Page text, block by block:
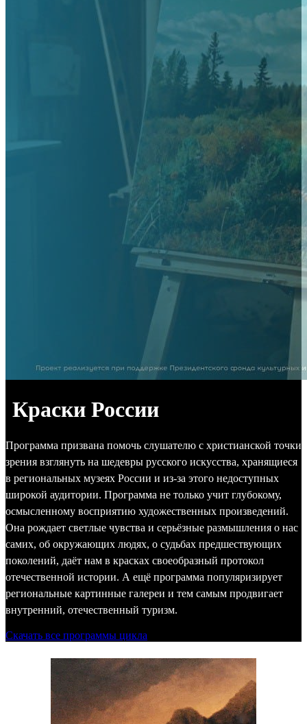
Краски России
Программа призвана помочь слушателю с христианской точки
зрения взглянуть на шедевры русского искусства, хранящиеся
в региональных музеях России и из-за этого недоступных
широкой аудитории. Программа не только учит глубокому,
осмысленному восприятию художественных произведений.
Она рождает светлые чувства и серьёзные размышления о нас
самих, об окружающих людях, о судьбах предшествующих
поколений, даёт нам в красках своеобразный протокол
отечественной истории. А ещё программа популяризирует
региональные картинные галереи и тем самым продвигает
внутренний, отечественный туризм.
Скачать все программы цикла